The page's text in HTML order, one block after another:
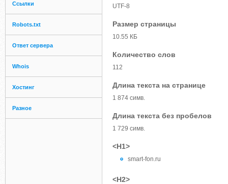
Ссылки
Robots.txt
Ответ сервера
Whois
Хостинг
Разное
UTF-8
Размер страницы
10.55 КБ
Количество слов
112
Длина текста на странице
1 874 симв.
Длина текста без пробелов
1 729 симв.
<H1>
smart-fon.ru
<H2>